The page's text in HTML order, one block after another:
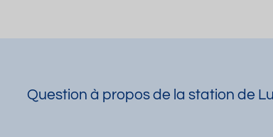
Question à propos de la station de